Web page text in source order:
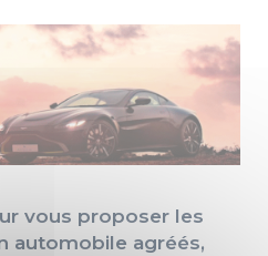
vous proposer les
automobile agréés,